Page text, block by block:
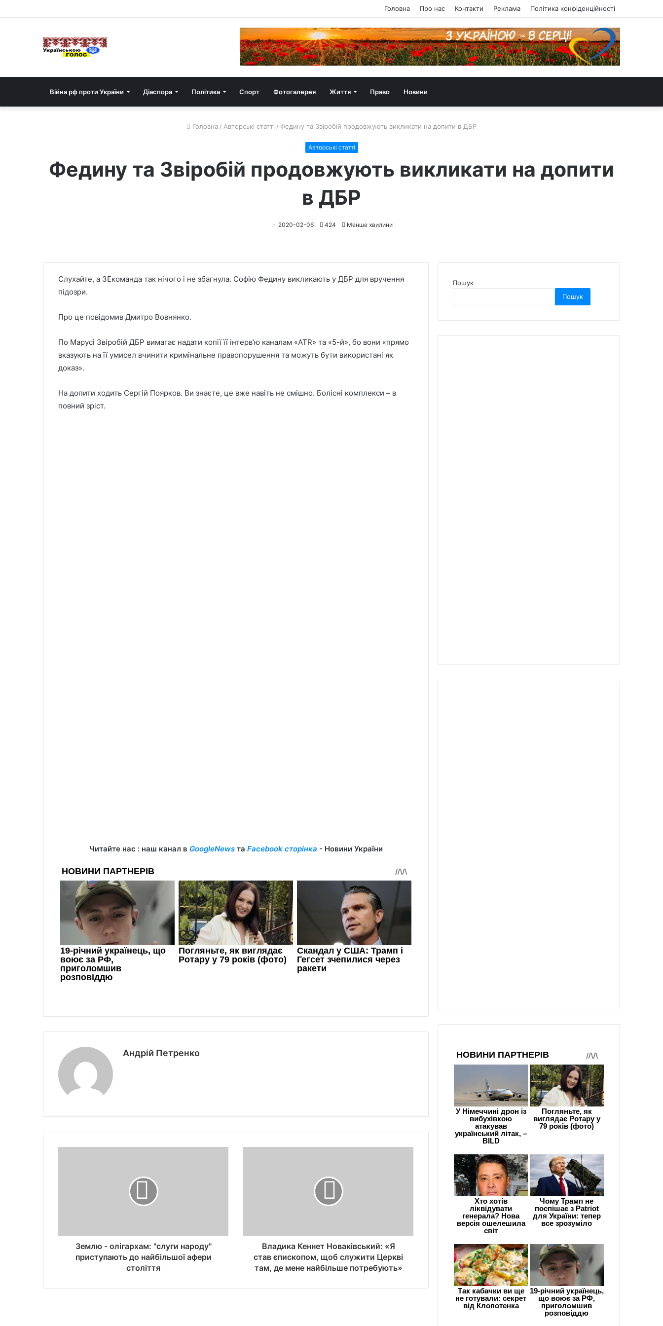
Головна Про нас Контакти Реклама Політика конфіденційності
Війна рф проти України Діаспора Політика Спорт Фотогалерея Життя Право Новини
Головна / Авторські статті / Федину та Звіробій продовжують викликати на допити в ДБР
Авторські статті
Федину та Звіробій продовжують викликати на допити
в ДБР
2020-02-06 424 Менше хвилини
Слухайте, а ЗЕкоманда так нічого і не збагнула. Софію Федину викликають у ДБР для вручення
підозри.
Про це повідомив Дмитро Вовнянко.
По Марусі Звіробій ДБР вимагає надати копії її інтерв’ю каналам «ATR» та «5-й», бо вони «прямо
вказують на її умисел вчинити кримінальне правопорушення та можуть бути використані як
доказ».
На допити ходить Сергій Поярков. Ви знаєте, це вже навіть не смішно. Болісні комплекси – в
повний зріст.
Читайте нас : наш канал в GoogleNewsта Facebook сторінка - Новини України
Андрій Петренко
Землю - олігархам: "слуги народу"
приступають до найбільшої афери
століття
Владика Кеннет Новаківський: «Я
став єпископом, щоб служити Церкві
там, де мене найбільше потребують»
Пошук
Пошук